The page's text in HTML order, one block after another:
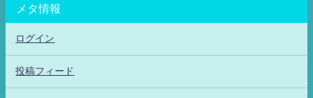
メタ情報
ログイン
投稿フィード